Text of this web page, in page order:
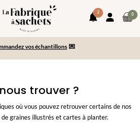
3
notifications
Mon
0
en vous inscrivant à la newsletter
vos échantillons 💌
et livraison gratuite dès 150€ d’achats
trouver ?
où vous pouvez retrouver certains de nos
graines illustrés et cartes à planter.